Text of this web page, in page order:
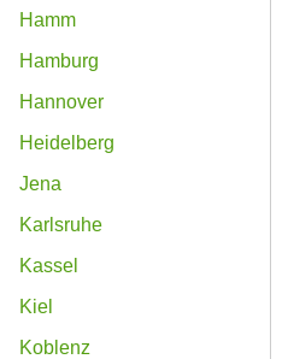
Hamm
Hamburg
Hannover
Heidelberg
Jena
Karlsruhe
Kassel
Kiel
Koblenz